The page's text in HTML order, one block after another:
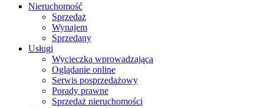
Nieruchomość
Sprzedaż
Wynajem
Sprzedany
Usługi
Wycieczka wprowadzająca
Oglądanie online
Serwis posprzedażowy
Porady prawne
Sprzedaż nieruchomości